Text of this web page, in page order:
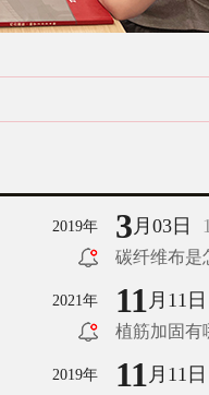
2019年 3 月03日
碳纤维布是
2021年 11 月11日
植筋加固有
2019年 11 月11日